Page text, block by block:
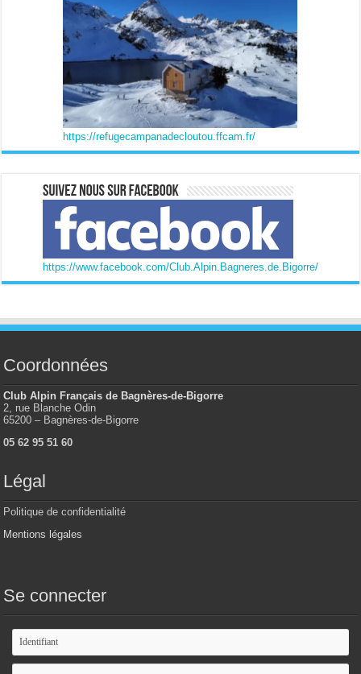
https://refugecampanadecloutou.ffcam.fr/
https://www.facebook.com/Club.Alpin.Bagneres.de.Bigorre/
Coordonnées
Club Alpin Français de Bagnères-de-Bigorre
2, rue Blanche Odin
65200 – Bagnères-de-Bigorre
05 62 95 51 60
Légal
Politique de confidentialité
Mentions légales
Se connecter